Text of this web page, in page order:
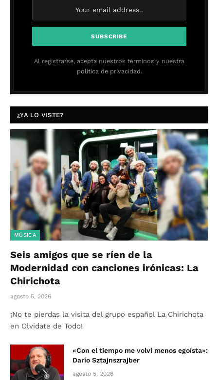
Al registrarse, acepta nuestros términos y nuestra
política de privacidad.
¿YA LO VISTE?
MÚSICA
Seis amigos que se ríen de la
Modernidad con canciones irónicas: La
Chirichota
agosto 5, 2026
¡No te pierdas la visita del grupo español La Chirichota
en Olvidate de Todo!
«Con el tiempo me volví menos egoísta»:
Darío Sztajnszrajber
agosto 5, 2026